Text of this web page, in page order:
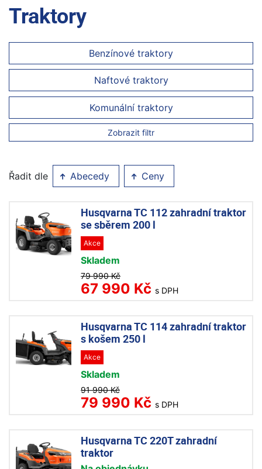
Traktory
Benzínové traktory
Naftové traktory
Komunální traktory
Zobrazit filtr
Řadit dle Abecedy Ceny
Husqvarna TC 112 zahradní traktor
se sběrem 200 l
Akce
Skladem
79 990 Kč
67 990 Kč s DPH
Husqvarna TC 114 zahradní traktor
s košem 250 l
Akce
Skladem
91 990 Kč
79 990 Kč s DPH
Husqvarna TC 220T zahradní
traktor